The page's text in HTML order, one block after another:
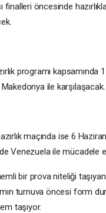
finalleri öncesinde
programı kapsamında
ile karşılaşacak.
maçında ise 6
Venezuela ile mücadele
bir prova niteliği
turnuva öncesi form
taşıyor.